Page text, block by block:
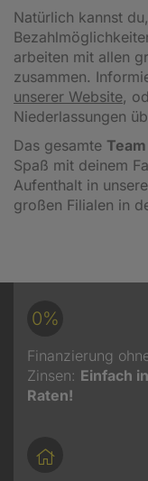
Natürlich kannst
arbeiten mit allen
zusammen.
unserer Website,
Niederlassungen
Das gesamte
Spaß mit deinem
Aufenthalt in
großen Filialen in
0%
Finanzierung
Zinsen: Einfach
Raten!